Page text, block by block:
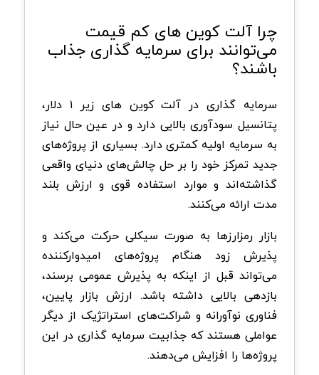
چرا آلت کوین‌ های کم‌ قیمت
می‌توانند برای سرمایه‌ گذاری جذاب
باشند؟
سرمایه‌ گذاری در آلت کوین های زیر ۱ دلار،
پتانسیل سودآوری بالایی دارد و در عین حال نیاز
به سرمایه اولیه کمتری دارد. بسیاری از پروژه‌های
جدید تمرکز خود را بر حل چالش‌های دنیای واقعی
گذاشته‌اند و موارد استفاده قوی و ارزش بلند
مدت ارائه می‌کنند.
بازار رمزارزها به صورت سیکلی حرکت می‌کند و
پذیرش زود هنگام پروژه‌های امیدوارکننده
می‌تواند قبل از اینکه به پذیرش عمومی برسند،
بازدهی بالایی داشته باشد. ارزش بازار پایین،
فناوری نوآورانه و شراکت‌های استراتژیک از دیگر
عواملی هستند که جذابیت سرمایه گذاری در این
پروژه‌ها را افزایش می‌دهند.